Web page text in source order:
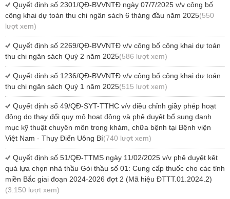
Quyết định số 2301/QĐ-BVVNTĐ ngày 07/7/2025 v/v công bố
công khai dự toán thu chi ngân sách 6 tháng đầu năm 2025(550
lượt xem)
Quyết định số 2269/QĐ-BVVNTĐ v/v công bố công khai dự toán
thu chi ngân sách Quý 2 năm 2025(586 lượt xem)
Quyết định số 1236/QĐ-BVVNTĐ v/v công bố công khai dự toán
thu chi ngân sách Quý 1 năm 2025(515 lượt xem)
Quyết định số 49/QĐ-SYT-TTHC v/v điều chỉnh giầy phép hoạt
động do thay đổi quy mô hoạt động và phê duyệt bổ sung danh
mục kỹ thuật chuyên môn trong khám, chữa bệnh tại Bệnh viện
Việt Nam - Thụy Điển Uông Bí(740 lượt xem)
Quyết định số 51/QĐ-TTMS ngày 11/02/2025 v/v phê duyệt kêt
quả lựa chọn nhà thầu Gói thầu số 01: Cung cấp thuốc cho các tỉnh
miền Bắc giai đoạn 2024-2026 đợt 2 (Mã hiệu ĐTTT.01.2024.2)
(3.150 lượt xem)